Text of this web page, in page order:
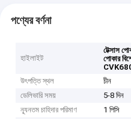
পণ্যের বর্ণনা
হাইলাইট
টেক্সাস
পোকার
CVK680
উৎপত্তি স্থল
চীন
ডেলিভারি সময়
5-8 দিন
ন্যূনতম চাহিদার পরিমাণ
1 পিসি